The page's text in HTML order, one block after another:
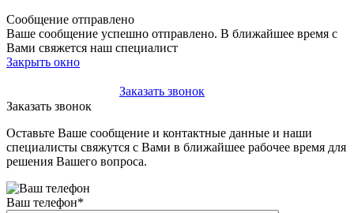
Сообщение отправлено
Ваше сообщение успешно отправлено. В ближайшее время с
Вами свяжется наш специалист
Закрыть окно
Заказать звонок
Заказать звонок
Оставьте Ваше сообщение и контактные данные и наши
специалисты свяжутся с Вами в ближайшее рабочее время для
решения Вашего вопроса.
Ваш телефон*